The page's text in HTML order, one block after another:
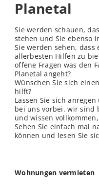
Planetal
Sie werden schauen,
stehen und Sie ebenso
Sie werden sehen,
allerbesten Hilfen zu
offene Fragen was den
Planetal angeht?
Wünschen Sie sich
hilft?
Lassen Sie sich
bei uns vorbei. wir sind
undwissen
Sehen Sie einfach mal
können und lesen Sie
Wohnungen vermieten